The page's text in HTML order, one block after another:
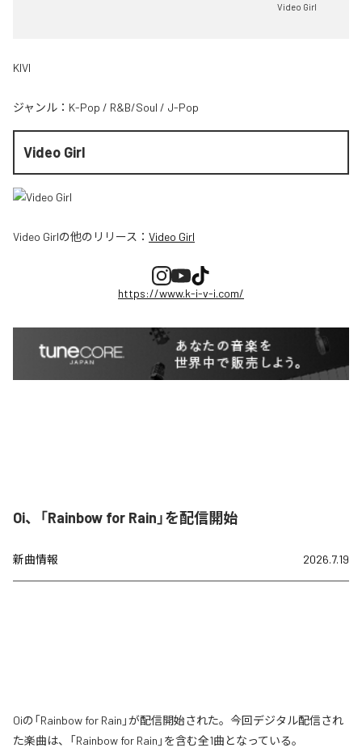
Video Girl
KIVI
ジャンル： K-Pop / R&B/Soul / J-Pop
Video Girl
Video Girlの他のリリース： Video Girl
https://www.k-i-v-i.com/
Oi、「Rainbow for Rain」を配信開始
新曲情報 2026.7.19
Oiの「Rainbow for Rain」が配信開始された。今回デジタル配信され
た楽曲は、「Rainbow for Rain」を含む全1曲となっている。